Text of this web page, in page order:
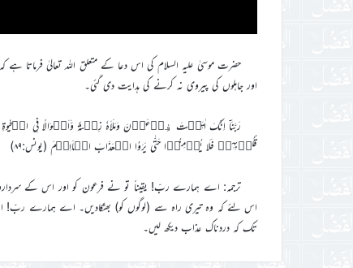
حضرت موسیٰ علیہ السلام کی اس دعا کے متعلق اللہ تعالیٰ فرماتا ہے
اور جاہلوں کی پیروی نہ کرنے کی ہدایت دی گئی۔
رَبَّنَاۤ اِنَّکَ اٰتَیۡتَ فِرۡعَوۡنَ وَمَلَاَہٗ زِیۡنَۃً وَّاَمۡوَالًا فِی
قُلُوۡبِہِمۡ فَلَا یُؤۡمِنُوۡا حَتّٰی یَرَوُا الۡعَذَابَ الۡاَلِیۡمَ (یونس:۸۹)
ترجمہ: اے ہمارے ربّ! یقیناً تو نے فرعون کو اور اس کے
اس لئے کہ وہ تیری راہ سے (لوگوں کو) بھٹکادیں۔ اے ہمارے ربّ!
تک کہ دردناک عذاب دیکھ لیں۔